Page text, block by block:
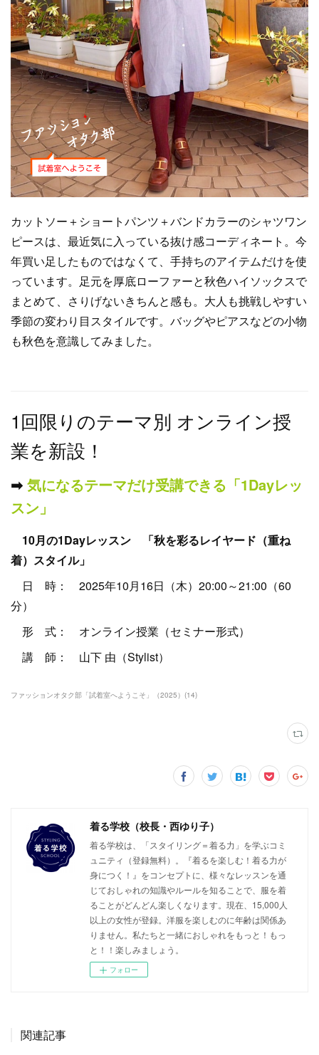
カットソー＋ショートパンツ＋バンドカラーのシャツワン
ピースは、最近気に入っている抜け感コーディネート。今
年買い足したものではなくて、手持ちのアイテムだけを使
っています。足元を厚底ローファーと秋色ハイソックスで
まとめて、さりげないきちんと感も。大人も挑戦しやすい
季節の変わり目スタイルです。バッグやピアスなどの小物
も秋色を意識してみました。
1回限りのテーマ別 オンライン授
業を新設！
➡︎ 気になるテーマだけ受講できる「1Dayレッ
スン」
10月の1Dayレッスン 「秋を彩るレイヤード（重ね
着）スタイル」
日 時： 2025年10月16日（木）20:00～21:00（60
分）
形 式： オンライン授業（セミナー形式）
講 師： 山下 由（Stylist）
ファッションオタク部「試着室へようこそ」（2025） (14)
着る学校（校長・西ゆり子）
着る学校は、「スタイリング＝着る力」を学ぶコミ
ュニティ（登録無料）。『着るを楽しむ！着る力が
身につく！』をコンセプトに、様々なレッスンを通
じておしゃれの知識やルールを知ることで、服を着
ることがどんどん楽しくなります。現在、15,000人
以上の女性が登録。洋服を楽しむのに年齢は関係あ
りません。私たちと一緒におしゃれをもっと！もっ
と！！楽しみましょう。
フォロー
関連記事